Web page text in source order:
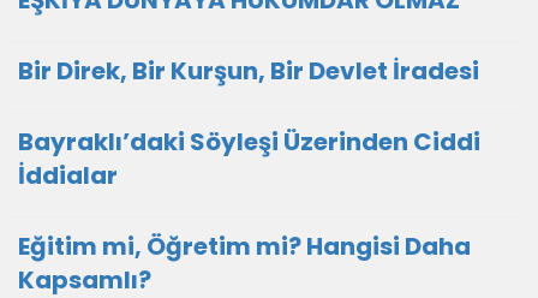
Bir Direk, Bir Kurşun, Bir Devlet İradesi
Bayraklı’daki Söyleşi Üzerinden Ciddi
İddialar
Eğitim mi, Öğretim mi? Hangisi Daha
Kapsamlı?